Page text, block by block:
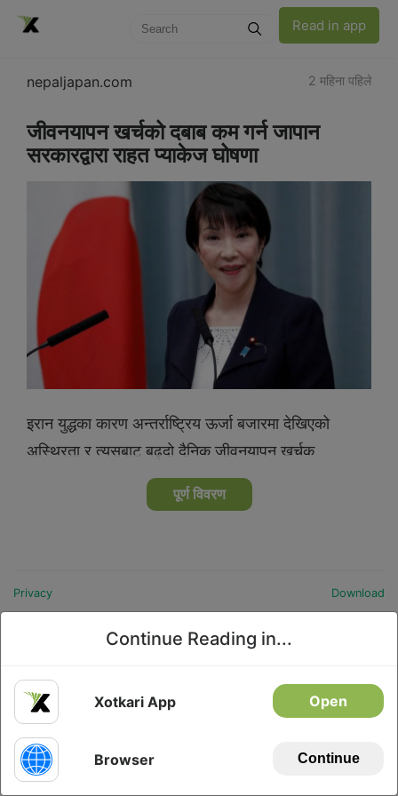
Continue Reading in...
Xotkari App Open
Browser Continue
Read in app
nepaljapan.com 2 महिना पहिले
जीवनयापन खर्चको दबाब कम गर्न जापान
सरकारद्वारा राहत प्याकेज घोषणा
इरान युद्धका कारण अन्तर्राष्ट्रिय ऊर्जा बजारमा देखिएको
अस्थिरता र त्यसबाट बढ्दो दैनिक जीवनयापन खर्चक
पूर्ण विवरण
Privacy Download